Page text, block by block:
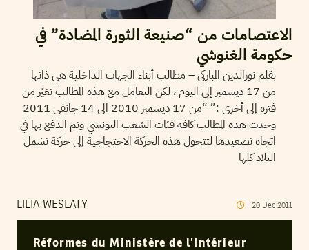
الاعتصامات من “صنيعة الثورة المضادة” في
حكومة الغنوشي
بقلم نورالدين المباركي – مطالب أبناء الجهات الداخلية هي ذاتها
من 17 ديسمبر إلى اليوم ، لكن التعامل مع هذه المطالب تغيّر من
فترة إلى أخرى :” “من 17 ديسمبر 2010 الى 14 جانفي 2011
وحدت هذه المطالب كافة فئات الشعب التونسي وتم الدفع بها في
اتجاه تصعيدها لتتحول هذه الحركة الاحتجاجية إلى حركة تشمل
البلاد كلها
LILIA WESLATY 20 Dec 2011
Réformes du Ministère de l’Intérieur